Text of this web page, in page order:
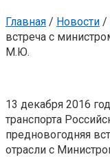
Главная / Новости /
встреча c
М.Ю.
13 декабря 2016
транспорта
предновогодняя
отрасли с